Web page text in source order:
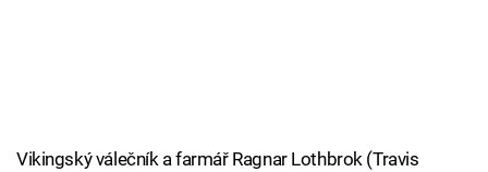
Vikingský válečník a farmář Ragnar Lothbrok (Travis